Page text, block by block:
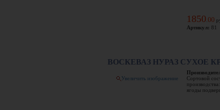
1850 00
Артикул: 81
ВОСКЕВАЗ НУРАЗ СУХОЕ
Увеличить изображение
Сортовой
ягоды